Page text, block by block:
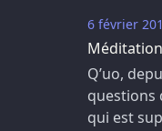
6 février
Q’uo,
questions
qui est